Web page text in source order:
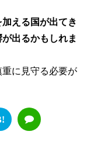
える国が出てき
出るかもしれま
に見守る必要が